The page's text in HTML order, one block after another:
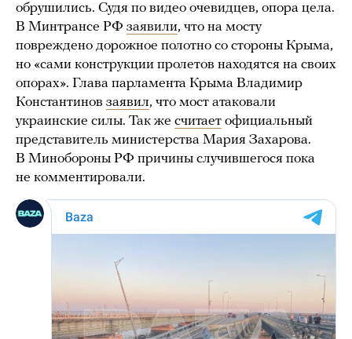
обрушились. Судя по видео очевидцев, опора цела.
В Минтрансе РФ заявили, что на мосту
повреждено дорожное полотно со стороны Крыма,
но «сами конструкции пролетов находятся на своих
опорах». Глава парламента Крыма Владимир
Константинов заявил, что мост атаковали
украинские силы. Так же считает официальный
представитель министерства Мария Захарова.
В Минобороны РФ причины случившегося пока
не комментировали.